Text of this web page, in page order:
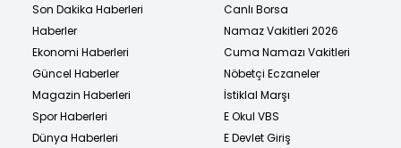
Son Dakika Haberleri
Haberler
Ekonomi Haberleri
Güncel Haberler
Magazin Haberleri
Spor Haberleri
Dünya Haberleri
Canlı Borsa
Namaz Vakitleri 2026
Cuma Namazı Vakitleri
Nöbetçi Eczaneler
İstiklal Marşı
E Okul VBS
E Devlet Giriş